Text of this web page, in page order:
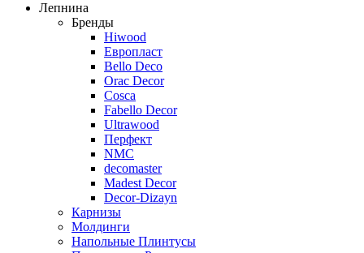
Лепнина
Бренды
Hiwood
Европласт
Bello Deco
Orac Decor
Cosca
Fabello Decor
Ultrawood
Перфект
NMC
decomaster
Madest Decor
Decor-Dizayn
Карнизы
Молдинги
Напольные Плинтусы